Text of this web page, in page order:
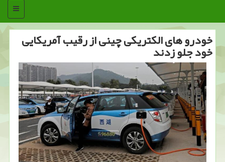
منو
خودرو های الكتریكی چینی از رقیب آمریكایی
خود جلو زدند